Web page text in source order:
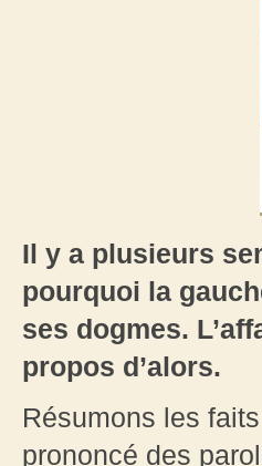
Il y a plusieurs
pourquoi la
ses dogmes.
propos d’alors.
Résumons les
prononcé des